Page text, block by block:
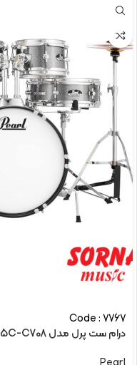
Code : 7767
درام ست پرل مدل RSJ465C-C708